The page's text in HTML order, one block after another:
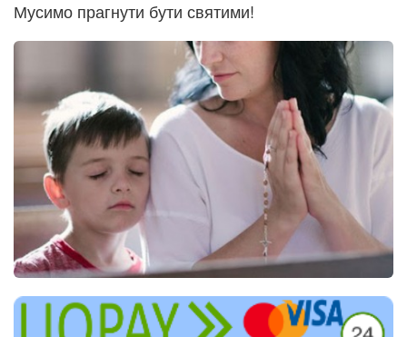
Мусимо прагнути бути святими!